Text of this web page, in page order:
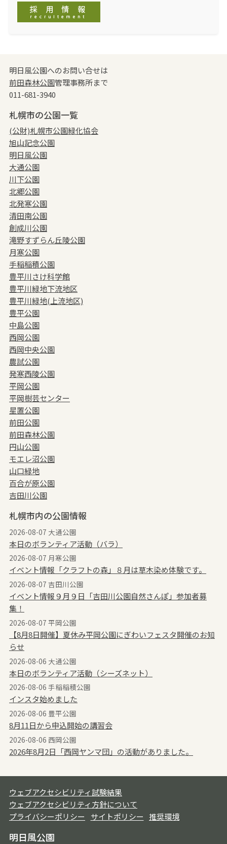
明日風公園へのお問い合せは
前田森林公園管理事務所まで
011-681-3940
札幌市の公園一覧
(公財)札幌市公園緑化協会
旭山記念公園
明日風公園
大通公園
川下公園
北郷公園
北発寒公園
清田南公園
創成川公園
滝野すずらん丘陵公園
月寒公園
手稲稲積公園
豊平川さけ科学館
豊平川緑地下流地区
豊平川緑地(上流地区)
豊平公園
中島公園
西岡公園
西岡中央公園
農試公園
発寒西陵公園
平岡公園
平岡樹芸センター
星置公園
前田公園
前田森林公園
円山公園
モエレ沼公園
山口緑地
百合が原公園
吉田川公園
札幌市内の公園情報
2026-08-07 大通公園
本日のボランティア活動（バラ）
2026-08-07 月寒公園
イベント情報「クラフトの森」８月は草木染め体験です。
2026-08-07 吉田川公園
イベント情報９月９日「吉田川公園自然さんぽ」参加者募
集！
2026-08-07 平岡公園
【8月8日開催】夏休み平岡公園にぎわいフェスタ開催のお知
らせ
2026-08-06 大通公園
本日のボランティア活動（シーズネット）
2026-08-06 手稲稲積公園
インスタ始めました
2026-08-06 豊平公園
8月11日から申込開始の講習会
2026-08-06 西岡公園
2026年8月2日「西岡ヤンマ団」の活動がありました。
ウェブアクセシビリティ試験結果
ウェブアクセシビリティ方針について
プライバシーポリシー
サイトポリシー 推奨環境
明日風公園